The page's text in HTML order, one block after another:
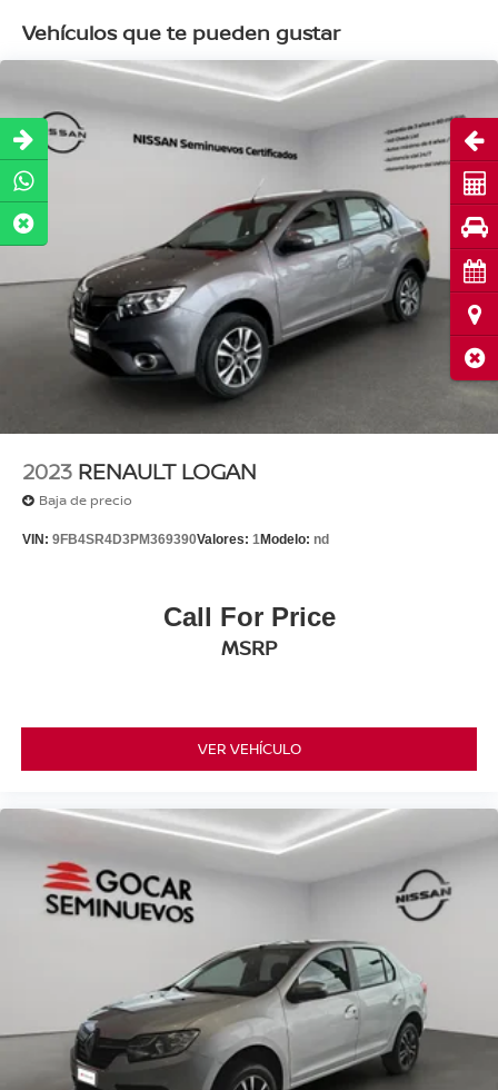
Vehículos que te pueden gustar
2023 RENAULT LOGAN
Baja de precio
VIN: 9FB4SR4D3PM369390Valores: 1Modelo: nd
Call For Price
MSRP
VER VEHÍCULO